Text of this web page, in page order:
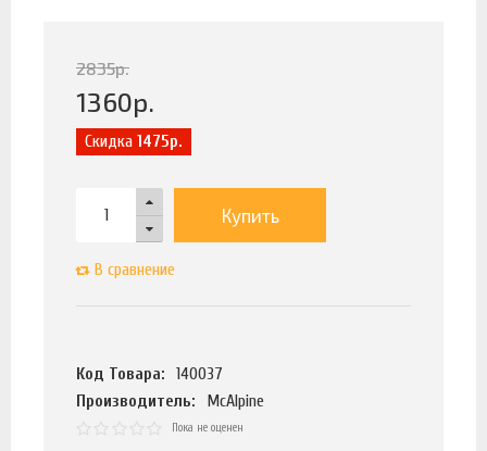
2835р.
1360р.
Скидка 1475р.
Купить
В сравнение
Код Товара:
140037
Производитель:
McAlpine
Пока не оценен